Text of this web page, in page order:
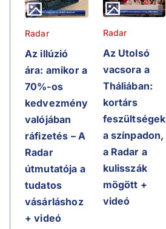
Radar
Az illúzió
ára: amikor a
70%-os
kedvezmény
valójában
ráfizetés – A
Radar
útmutatója a
tudatos
vásárláshoz
+ videó
Radar
Az Utolsó
vacsora a
Tháliában:
kortárs
feszültségek
a színpadon,
a Radar a
kulisszák
mögött +
videó